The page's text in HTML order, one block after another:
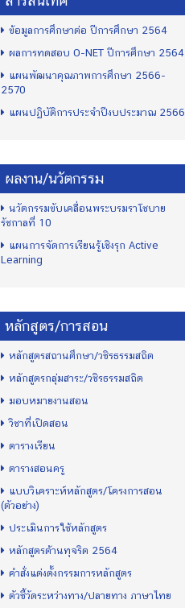
ข้อมูลการศึกษาต่อ ปีการศึกษา 2564
ผลการทดสอบ O-NET ปีการศึกษา 2564
แผนพัฒนาคุณภาพการศึกษา 2566-
2570
แผนปฏิบัติการประจำปีงบประมาณ 2566
ผลงาน/นวัตกรรม
นวัตกรรมขับเคลื่อนพระบรมราโชบาย
รัชกาลที่ 10
แผนการจัดการเรียนรู้เชิงรุก Active
Learning
หลักสูตร/การสอน
หลักสูตรสถานศึกษา/วชิรธรรมสถิต
หลักสูตรกลุ่มสาระ/วชิรธรรมสถิต
มอบหมายงานสอน
วิชาที่เปิดสอน
ตารางเรียน
ตารางสอนครู
แบบวิเคราะห์หลักสูตร/โครงการสอน
(ตัวอย่าง)
ประเมินการใช้หลักสูตร
หลักสูตรต้านทุจริต 2564
คำสั่งแต่งตั้งกรรมการหลักสูตร
ตัวชี้วัดระหว่างทาง/ปลายทาง ภาษาไทย